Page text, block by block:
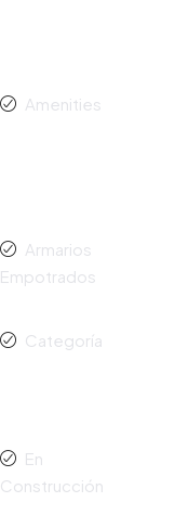
Amenities
Armarios
Empotrados
Categoría
En
Construcción